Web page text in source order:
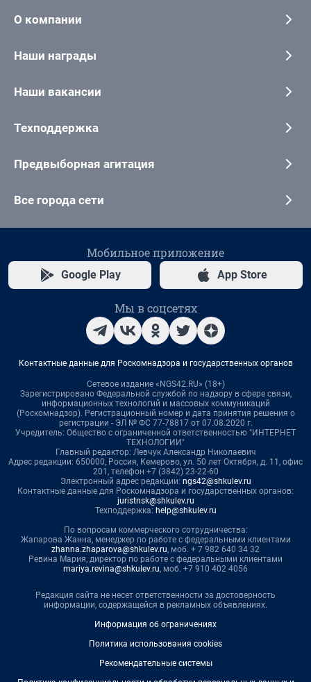
О компании
Наши награды
Наши вакансии
Техподдержка
Предвыборная агитация
Все города сети
Мобильное приложение
Google Play App Store
Мы в соцсетях
Контактные данные для Роскомнадзора и государственных органов
Сетевое издание «NGS42.RU» (18+)
Зарегистрировано Федеральной службой по надзору в сфере связи,
информационных технологий и массовых коммуникаций
(Роскомнадзор). Регистрационный номер и дата принятия решения о
регистрации - ЭЛ № ФС 77-78817 от 07.08.2020 г.
Учредитель: Общество с ограниченной ответственностью "ИНТЕРНЕТ
ТЕХНОЛОГИИ"
Главный редактор: Левчук Александр Николаевич
Адрес редакции: 650000, Россия, Кемерово, ул. 50 лет Октября, д. 11, офис
201, телефон +7 (3842) 23-22-60
Электронный адрес редакции: ngs42@shkulev.ru
Контактные данные для Роскомнадзора и государственных органов:
juristnsk@shkulev.ru
Техподдержка: help@shkulev.ru
По вопросам коммерческого сотрудничества:
Жапарова Жанна, менеджер по работе с федеральными клиентами
zhanna.zhaparova@shkulev.ru, моб. + 7 982 640 34 32
Ревина Мария, директор по работе с федеральными клиентами
mariya.revina@shkulev.ru, моб. +7 910 402 4056
Редакция сайта не несет ответственности за достоверность
информации, содержащейся в рекламных объявлениях.
Информация об ограничениях
Политика использования cookies
Рекомендательные системы